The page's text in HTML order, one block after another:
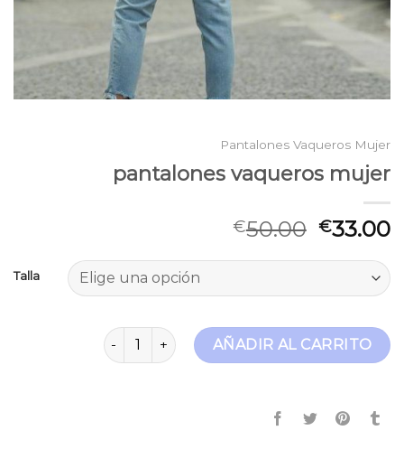
Pantalones Vaqueros Mujer
pantalones vaqueros mujer
€50.00 €33.00
Talla
pantalones vaqueros mujer cantidad
AÑADIR AL CARRITO